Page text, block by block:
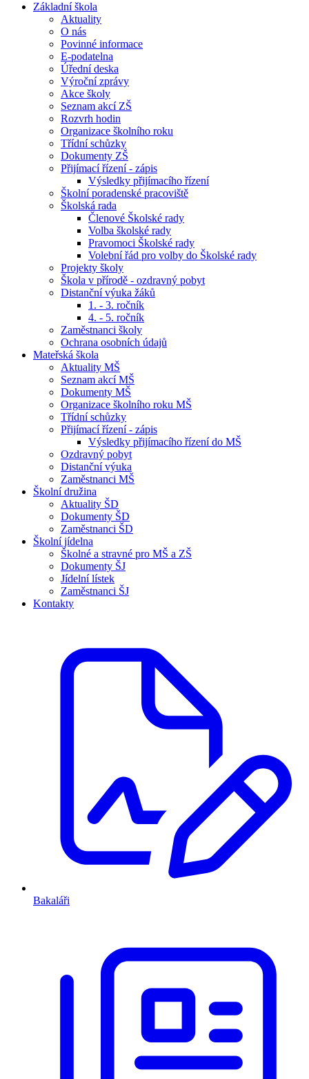
Základní škola
Aktuality
O nás
Povinné informace
E-podatelna
Úřední deska
Výroční zprávy
Akce školy
Seznam akcí ZŠ
Rozvrh hodin
Organizace školního roku
Třídní schůzky
Dokumenty ZŠ
Přijímací řízení - zápis
Výsledky přijímacího řízení
Školní poradenské pracoviště
Školská rada
Členové Školské rady
Volba školské rady
Pravomoci Školské rady
Volební řád pro volby do Školské rady
Projekty školy
Škola v přírodě - ozdravný pobyt
Distanční výuka žáků
1. - 3. ročník
4. - 5. ročník
Zaměstnanci školy
Ochrana osobních údajů
Mateřská škola
Aktuality MŠ
Seznam akcí MŠ
Dokumenty MŠ
Organizace školního roku MŠ
Třídní schůzky
Přijímací řízení - zápis
Výsledky přijímacího řízení do MŠ
Ozdravný pobyt
Distanční výuka
Zaměstnanci MŠ
Školní družina
Aktuality ŠD
Dokumenty ŠD
Zaměstnanci ŠD
Školní jídelna
Školné a stravné pro MŠ a ZŠ
Dokumenty ŠJ
Jídelní lístek
Zaměstnanci ŠJ
Kontakty
Bakaláři